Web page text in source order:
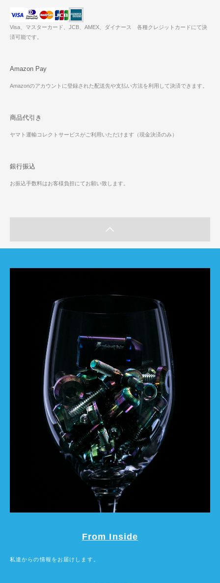
Visa、マスターカード、JCB、AMEX、ダイナース 各種クレジットカードにて決
済可能です。
Amazon Pay
Amazonのアカウントに登録された配送先や支払い方法を利用して決済できます。
商品代引き
ヤマト運輸コレクトサービスがご利用いただけます（現金決済のみ）
銀行振込
お振込手数料はお客様負担にてお願い致します。
From Inside
私達からの情報をお届けします。